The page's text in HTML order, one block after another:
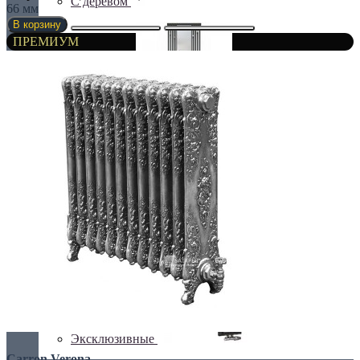
С зеркалом
Теплая скамья
Эксклюзивные
66 мм
В корзину
ПРЕМИУМ